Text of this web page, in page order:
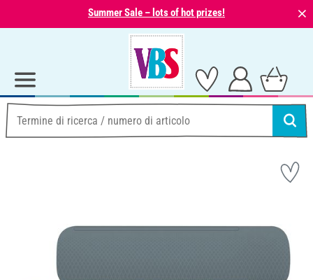
Summer Sale – lots of hot prizes! ⨯